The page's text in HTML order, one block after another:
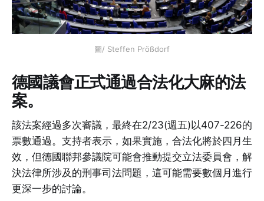
圖/ Steffen Prößdorf
德國議會正式通過合法化大麻的法
案。
該法案經過多次審議，最終在2/23(週五)以407-226的
票數通過。支持者表示，如果實施，合法化將於四月生
效，但德國聯邦參議院可能會推動提交立法委員會，解
決法律所涉及的刑事司法問題，這可能需要數個月進行
更深一步的討論。